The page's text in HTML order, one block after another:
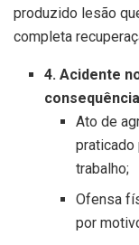
produzido lesão
completa
4. Acidente
Ato de
praticado
trabalho;
Ofensa
por